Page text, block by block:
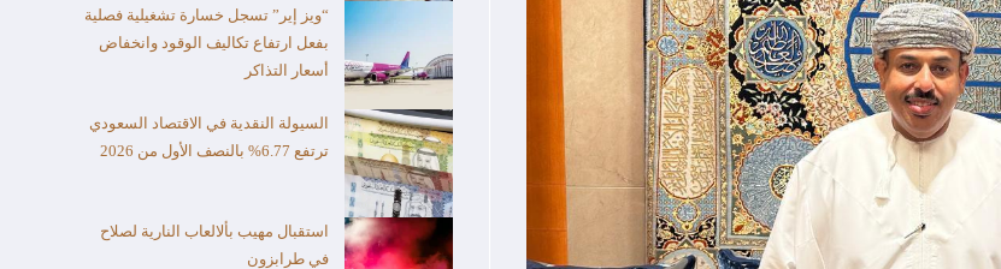
“ويز إير” تسجل خسارة تشغيلية فصلية
بفعل ارتفاع تكاليف الوقود وانخفاض
أسعار التذاكر
السيولة النقدية في الاقتصاد السعودي
ترتفع 6.77% بالنصف الأول من 2026
استقبال مهيب بألالعاب النارية لصلاح
في طرابزون